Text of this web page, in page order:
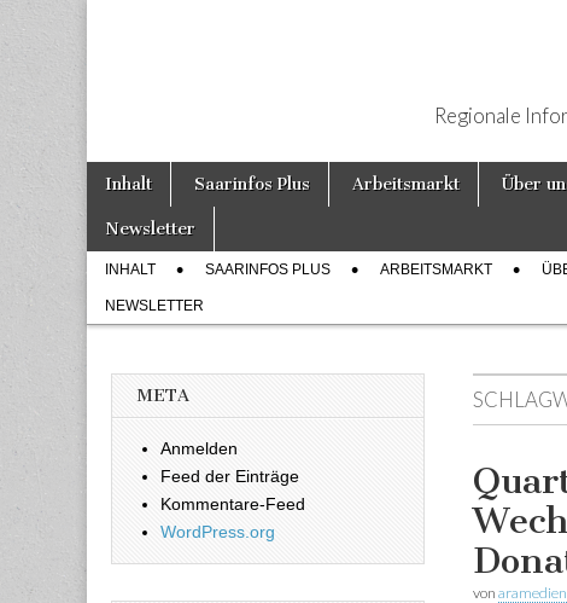
Regionale
Hauptmenü
Weiter zum Inhalt
Inhalt Saarinfos Plus Arbeitsmarkt Über
Newsletter
Untermenü
INHALT SAARINFOS PLUS ARBEITSMARKT
NEWSLETTER
von aramedien
META
Anmelden
Feed der Einträge
Kommentare-Feed
WordPress.org